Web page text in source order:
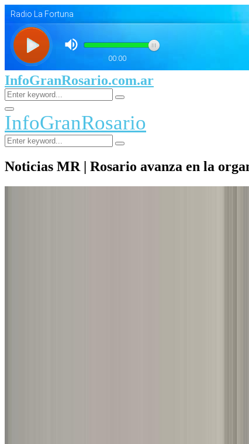
InfoGranRosario.com.ar
Search
for:
Search
Facebook
Twitter
Youtube
Primary
Menu
InfoGranRosario
Search
for:
Search
Noticias MR | Rosario avanza en la